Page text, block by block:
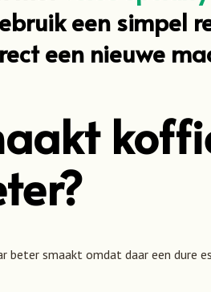
een simpel
een nieuwe
beter smaakt omdat daar een dure